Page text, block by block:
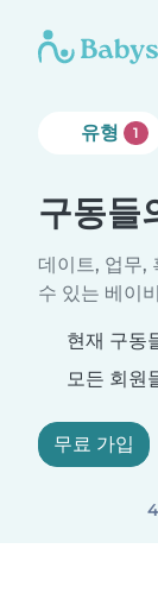
유형 1
구동들
데이트, 업무,
수 있는 베이
현재 구동
모든 회원
무료 가입